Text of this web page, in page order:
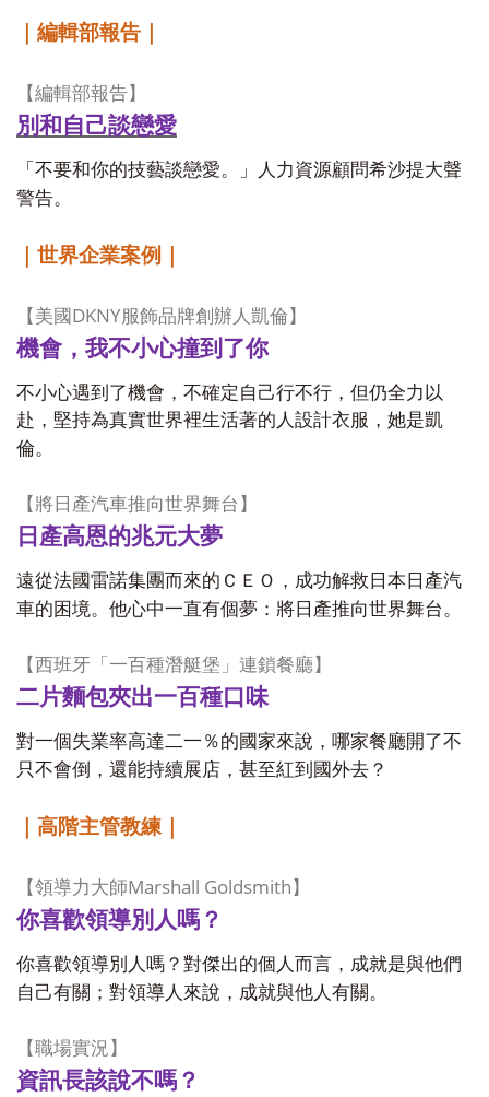
｜編輯部報告｜
【編輯部報告】
別和自己談戀愛
「不要和你的技藝談戀愛。」人力資源顧問希沙提大聲
警告。
｜世界企業案例｜
【美國 DKNY服飾品牌創辦人凱倫】
機會，我不小心撞到了你
不小心遇到了機會，不確定自己行不行，但仍全力以
赴，堅持為真實世界裡生活著的人設計衣服，她是凱
倫。
【將日產汽車推向世界舞台】
日產高恩的兆元大夢
遠從法國雷諾集團而來的ＣＥＯ，成功解救日本日產汽
車的困境。他心中一直有個夢：將日產推向世界舞台。
【西班牙「一百種潛艇堡」連鎖餐廳】
二片麵包夾出一百種口味
對一個失業率高達二一％的國家來說，哪家餐廳開了不
只不會倒，還能持續展店，甚至紅到國外去？
｜高階主管教練｜
【領導力大師Marshall Goldsmith 】
你喜歡領導別人嗎？
你喜歡領導別人嗎？對傑出的個人而言，成就是與他們
自己有關；對領導人來說，成就與他人有關。
【職場實況】
資訊長該說不嗎？